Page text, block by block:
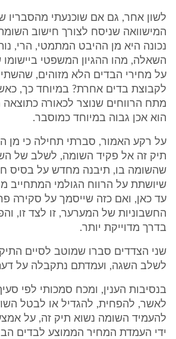
לשון אחר, גם אם שוכנעתי מהסבריו
המישוואה שניסח לצורך חישוב
נכונה היא מן ההיבט המתמטי, הרי,
השאלה, מהו ההגיון המשפטי
על מחירי הבדים הלא מזוהים,
לקבוצת בדים אחרת? במיוחד כך,
מתח הרווחים שנוצר לכאורה כתוצאה
הוא אכן גבוה במיוחד כמוסבר.
על רקע האמור, סברתי תחילה כי מן
תיק זה אל פקיד השומה, לשלב של
שהשומה בו, תיבנה מחדש על בסיס
שיושתת על הרווח הגולמי המתחייב
עד כאן, ואם כזה שייסמך על סקירה
החשבוניות של המערער, זו לצד זו,
בדרך מדוייקת יותר.
שני הצדדים סברו שמוטב לסיים
לשלב השגה, ועמדתם נתקבלה על
לאשר, להפחית, להגדיל או לבטל
להעמיד השומה נשוא תיק זה, על
ידי העמדת המחיר הממוצע לבדים